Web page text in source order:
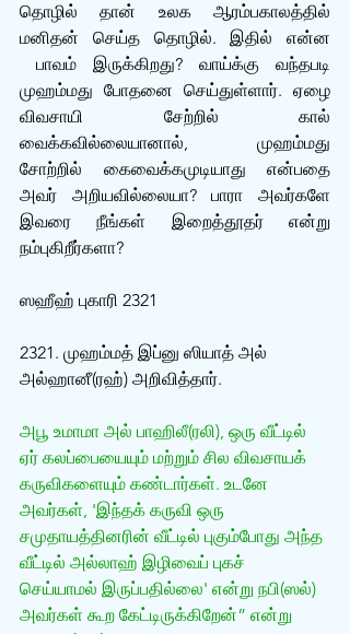
தொழில் தான் உலக ஆரம்பகாலத்தில்
மனிதன் செய்த தொழில். இதில் என்ன
பாவம் இருக்கிறது? வாய்க்கு வந்தபடி
முஹம்மது போதனை செய்துள்ளார். ஏழை
விவசாயி சேற்றில் கால்
வைக்கவில்லையானால், முஹம்மது
சோற்றில் கைவைக்கமுடியாது என்பதை
அவர் அறியவில்லையா? பாரா அவர்களே
இவரை நீங்கள் இறைத்தூதர் என்று
நம்புகிறீர்களா?
ஸஹீஹ் புகாரி 2321
2321. முஹம்மத் இப்னு ஸியாத் அல்
அல்ஹானீ(ரஹ்) அறிவித்தார்.
அபூ உமாமா அல் பாஹிலீ(ரலி), ஒரு வீட்டில்
ஏர் கலப்பையையும் மற்றும் சில விவசாயக்
கருவிகளையும் கண்டார்கள். உடனே
அவர்கள், 'இந்தக் கருவி ஒரு
சமுதாயத்தினரின் வீட்டில் புகும்போது அந்த
வீட்டில் அல்லாஹ் இழிவைப் புகச்
செய்யாமல் இருப்பதில்லை' என்று நபி(ஸல்)
அவர்கள் கூற கேட்டிருக்கிறேன்” என்று